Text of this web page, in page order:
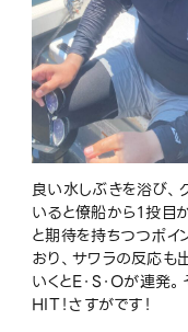
良い水しぶきを浴び、
いると僚船から１投目
と期待を持ちつつポイ
おり、サワラの反応も
いくとE・S・Oが連発
HIT！さすがです！